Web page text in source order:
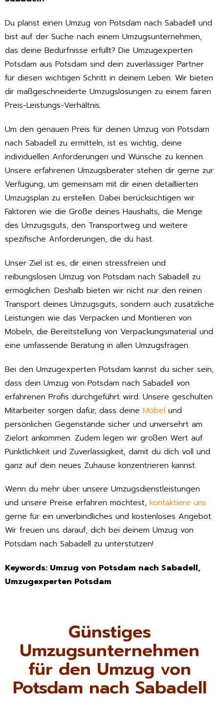
Du planst einen Umzug von Potsdam nach Sabadell und
bist auf der Suche nach einem Umzugsunternehmen,
das deine Bedürfnisse erfüllt? Die Umzugexperten
Potsdam aus Potsdam sind dein zuverlässiger Partner
für diesen wichtigen Schritt in deinem Leben. Wir bieten
dir maßgeschneiderte Umzugslösungen zu einem fairen
Preis-Leistungs-Verhältnis.
Um den genauen Preis für deinen Umzug von Potsdam
nach Sabadell zu ermitteln, ist es wichtig, deine
individuellen Anforderungen und Wünsche zu kennen.
Unsere erfahrenen Umzugsberater stehen dir gerne zur
Verfügung, um gemeinsam mit dir einen detaillierten
Umzugsplan zu erstellen. Dabei berücksichtigen wir
Faktoren wie die Größe deines Haushalts, die Menge
des Umzugsguts, den Transportweg und weitere
spezifische Anforderungen, die du hast.
Unser Ziel ist es, dir einen stressfreien und
reibungslosen Umzug von Potsdam nach Sabadell zu
ermöglichen. Deshalb bieten wir nicht nur den reinen
Transport deines Umzugsguts, sondern auch zusätzliche
Leistungen wie das Verpacken und Montieren von
Möbeln, die Bereitstellung von Verpackungsmaterial und
eine umfassende Beratung in allen Umzugsfragen.
Bei den Umzugexperten Potsdam kannst du sicher sein,
dass dein Umzug von Potsdam nach Sabadell von
erfahrenen Profis durchgeführt wird. Unsere geschulten
Mitarbeiter sorgen dafür, dass deine Möbel und
persönlichen Gegenstände sicher und unversehrt am
Zielort ankommen. Zudem legen wir großen Wert auf
Pünktlichkeit und Zuverlässigkeit, damit du dich voll und
ganz auf dein neues Zuhause konzentrieren kannst.
Wenn du mehr über unsere Umzugsdienstleistungen
und unsere Preise erfahren möchtest, kontaktiere uns
gerne für ein unverbindliches und kostenloses Angebot.
Wir freuen uns darauf, dich bei deinem Umzug von
Potsdam nach Sabadell zu unterstützen!
Keywords: Umzug von Potsdam nach Sabadell,
Umzugexperten Potsdam
Günstiges
Umzugsunternehmen
für den Umzug von
Potsdam nach Sabadell